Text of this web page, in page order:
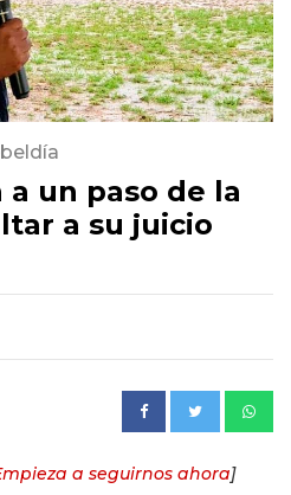
un paso de la
a su juicio
a seguirnos ahora]